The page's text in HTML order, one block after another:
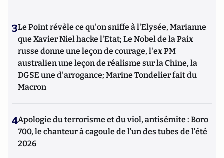
3Le Point révèle ce qu'on sniffe à l'Elysée, Marianne
que Xavier Niel hacke l'Etat; Le Nobel de la Paix
russe donne une leçon de courage, l'ex PM
australien une leçon de réalisme sur la Chine, la
DGSE une d'arrogance; Marine Tondelier fait du
Macron
4Apologie du terrorisme et du viol, antisémite : Boro
700, le chanteur à cagoule de l’un des tubes de l’été
2026